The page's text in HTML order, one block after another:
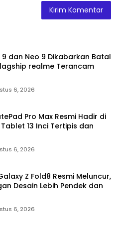
9 dan Neo 9 Dikabarkan Batal
realme Terancam
6, 2026
Pro Max Resmi Hadir di
13 Inci Tertipis dan
6, 2026
Z Fold8 Resmi Meluncur,
Desain Lebih Pendek dan
6, 2026